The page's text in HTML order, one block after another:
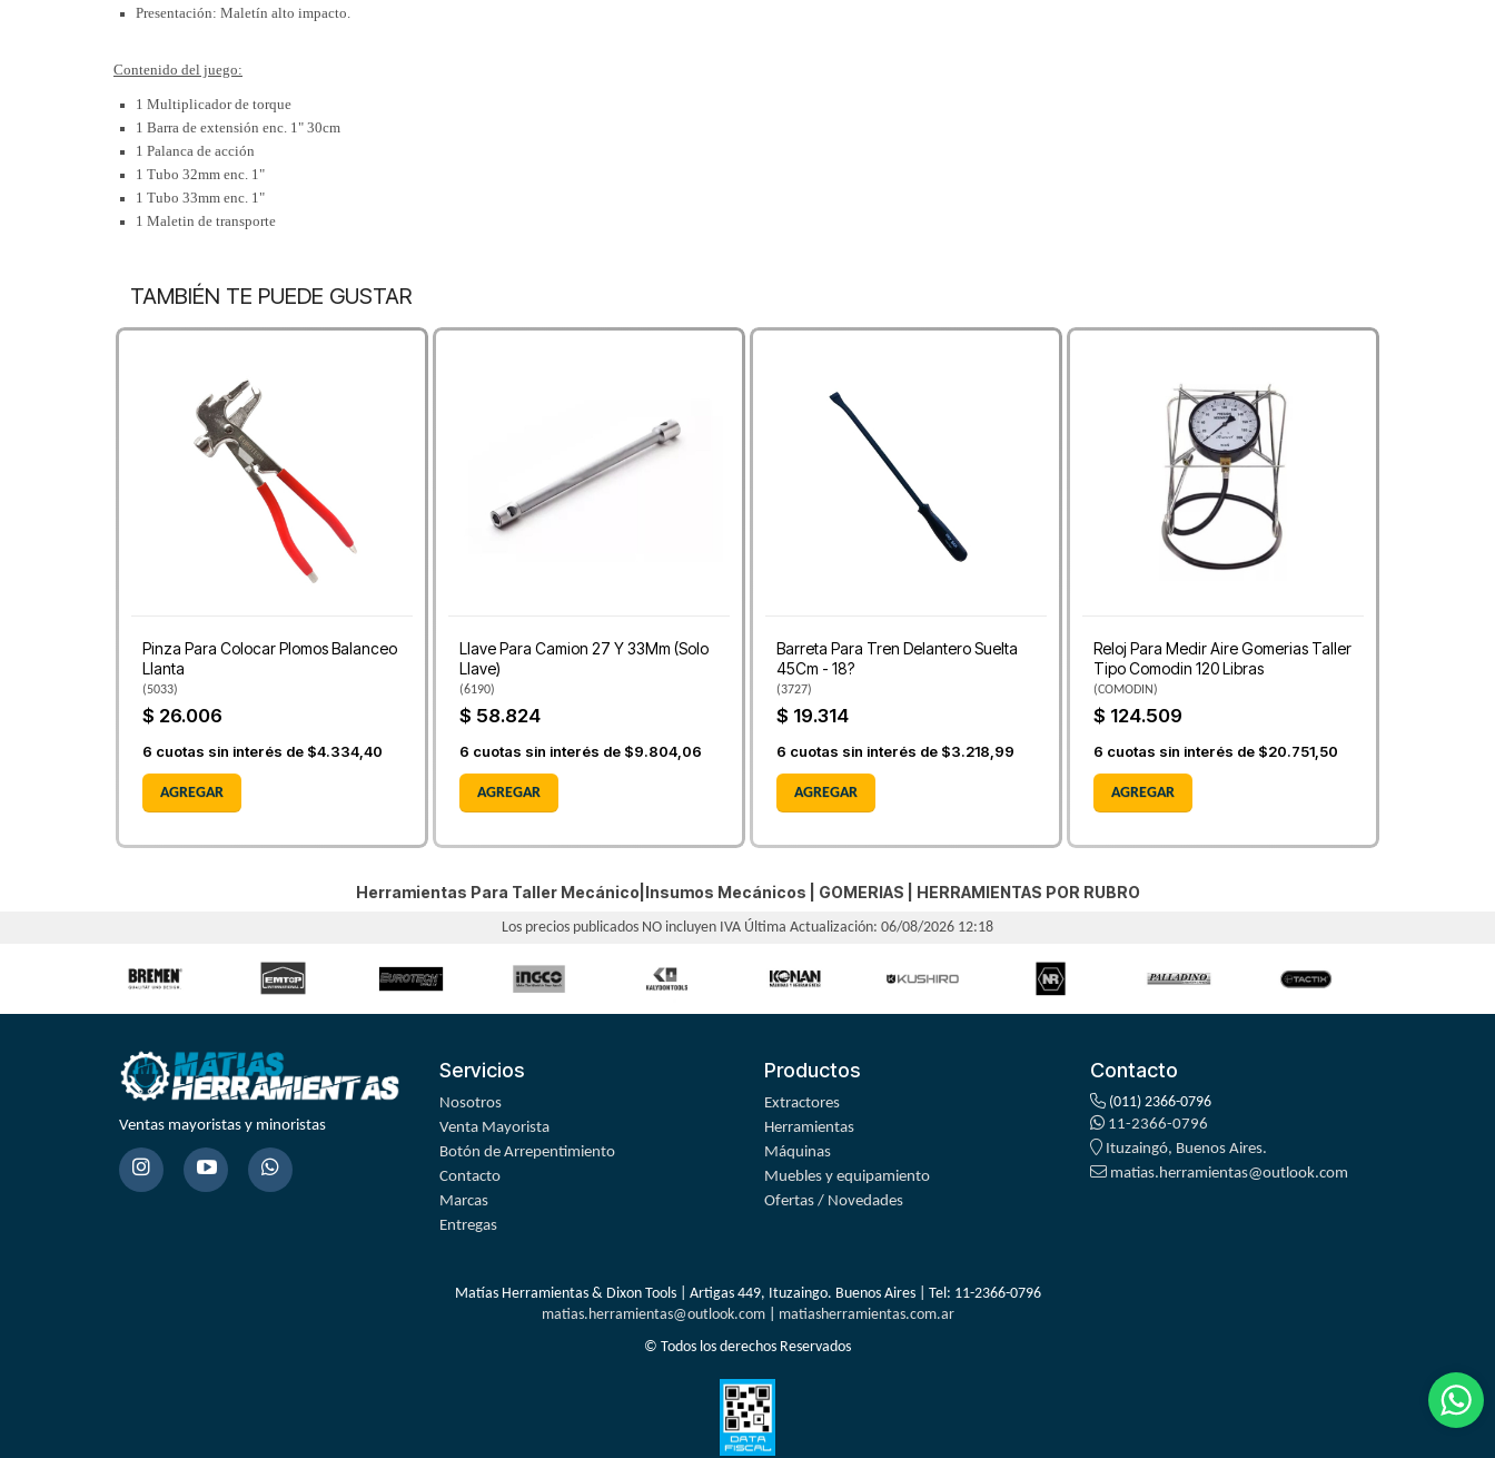
Presentación: Maletín alto impacto.
Contenido del juego:
1 Multiplicador de torque
1 Barra de extensión enc. 1" 30cm
1 Palanca de acción
1 Tubo 32mm enc. 1"
1 Tubo 33mm enc. 1"
1 Maletin de transporte
TAMBIÉN TE PUEDE GUSTAR
Pinza Para Colocar Plomos Balanceo
Llanta
(5033)
$ 26.006
6 cuotas sin interés de $4.334,40
AGREGAR
Llave Para Camion 27 Y 33Mm (Solo
Llave)
(6190)
$ 58.824
6 cuotas sin interés de $9.804,06
AGREGAR
Barreta Para Tren Delantero Suelta
45Cm - 18?
(3727)
$ 19.314
6 cuotas sin interés de $3.218,99
AGREGAR
Reloj Para Medir Aire Gomerias Taller
Tipo Comodin 120 Libras
(COMODIN )
$ 124.509
6 cuotas sin interés de $20.751,50
AGREGAR
Herramientas Para Taller Mecánico|Insumos Mecánicos | GOMERIAS HERRAMIENTAS POR RUBRO
Los precios publicados NO incluyen IVA Última Actualización: 06/08/2026 12:18
Ventas mayoristas y minoristas
Servicios
Nosotros
Venta Mayorista
Botón de Arrepentimiento
Contacto
Marcas
Entregas
Productos
Extractores
Herramientas
Máquinas
Muebles y equipamiento
Ofertas / Novedades
Contacto
(011) 2366-0796
11-2366-0796
Ituzaingó, Buenos Aires.
matias.herramientas@outlook.com
Matías Herramientas & Dixon Tools | Artigas 449, Ituzaingo. Buenos Aires | Tel: 11-2366-0796
matias.herramientas@outlook.com| matiasherramientas.com.ar
© Todos los derechos Reservados